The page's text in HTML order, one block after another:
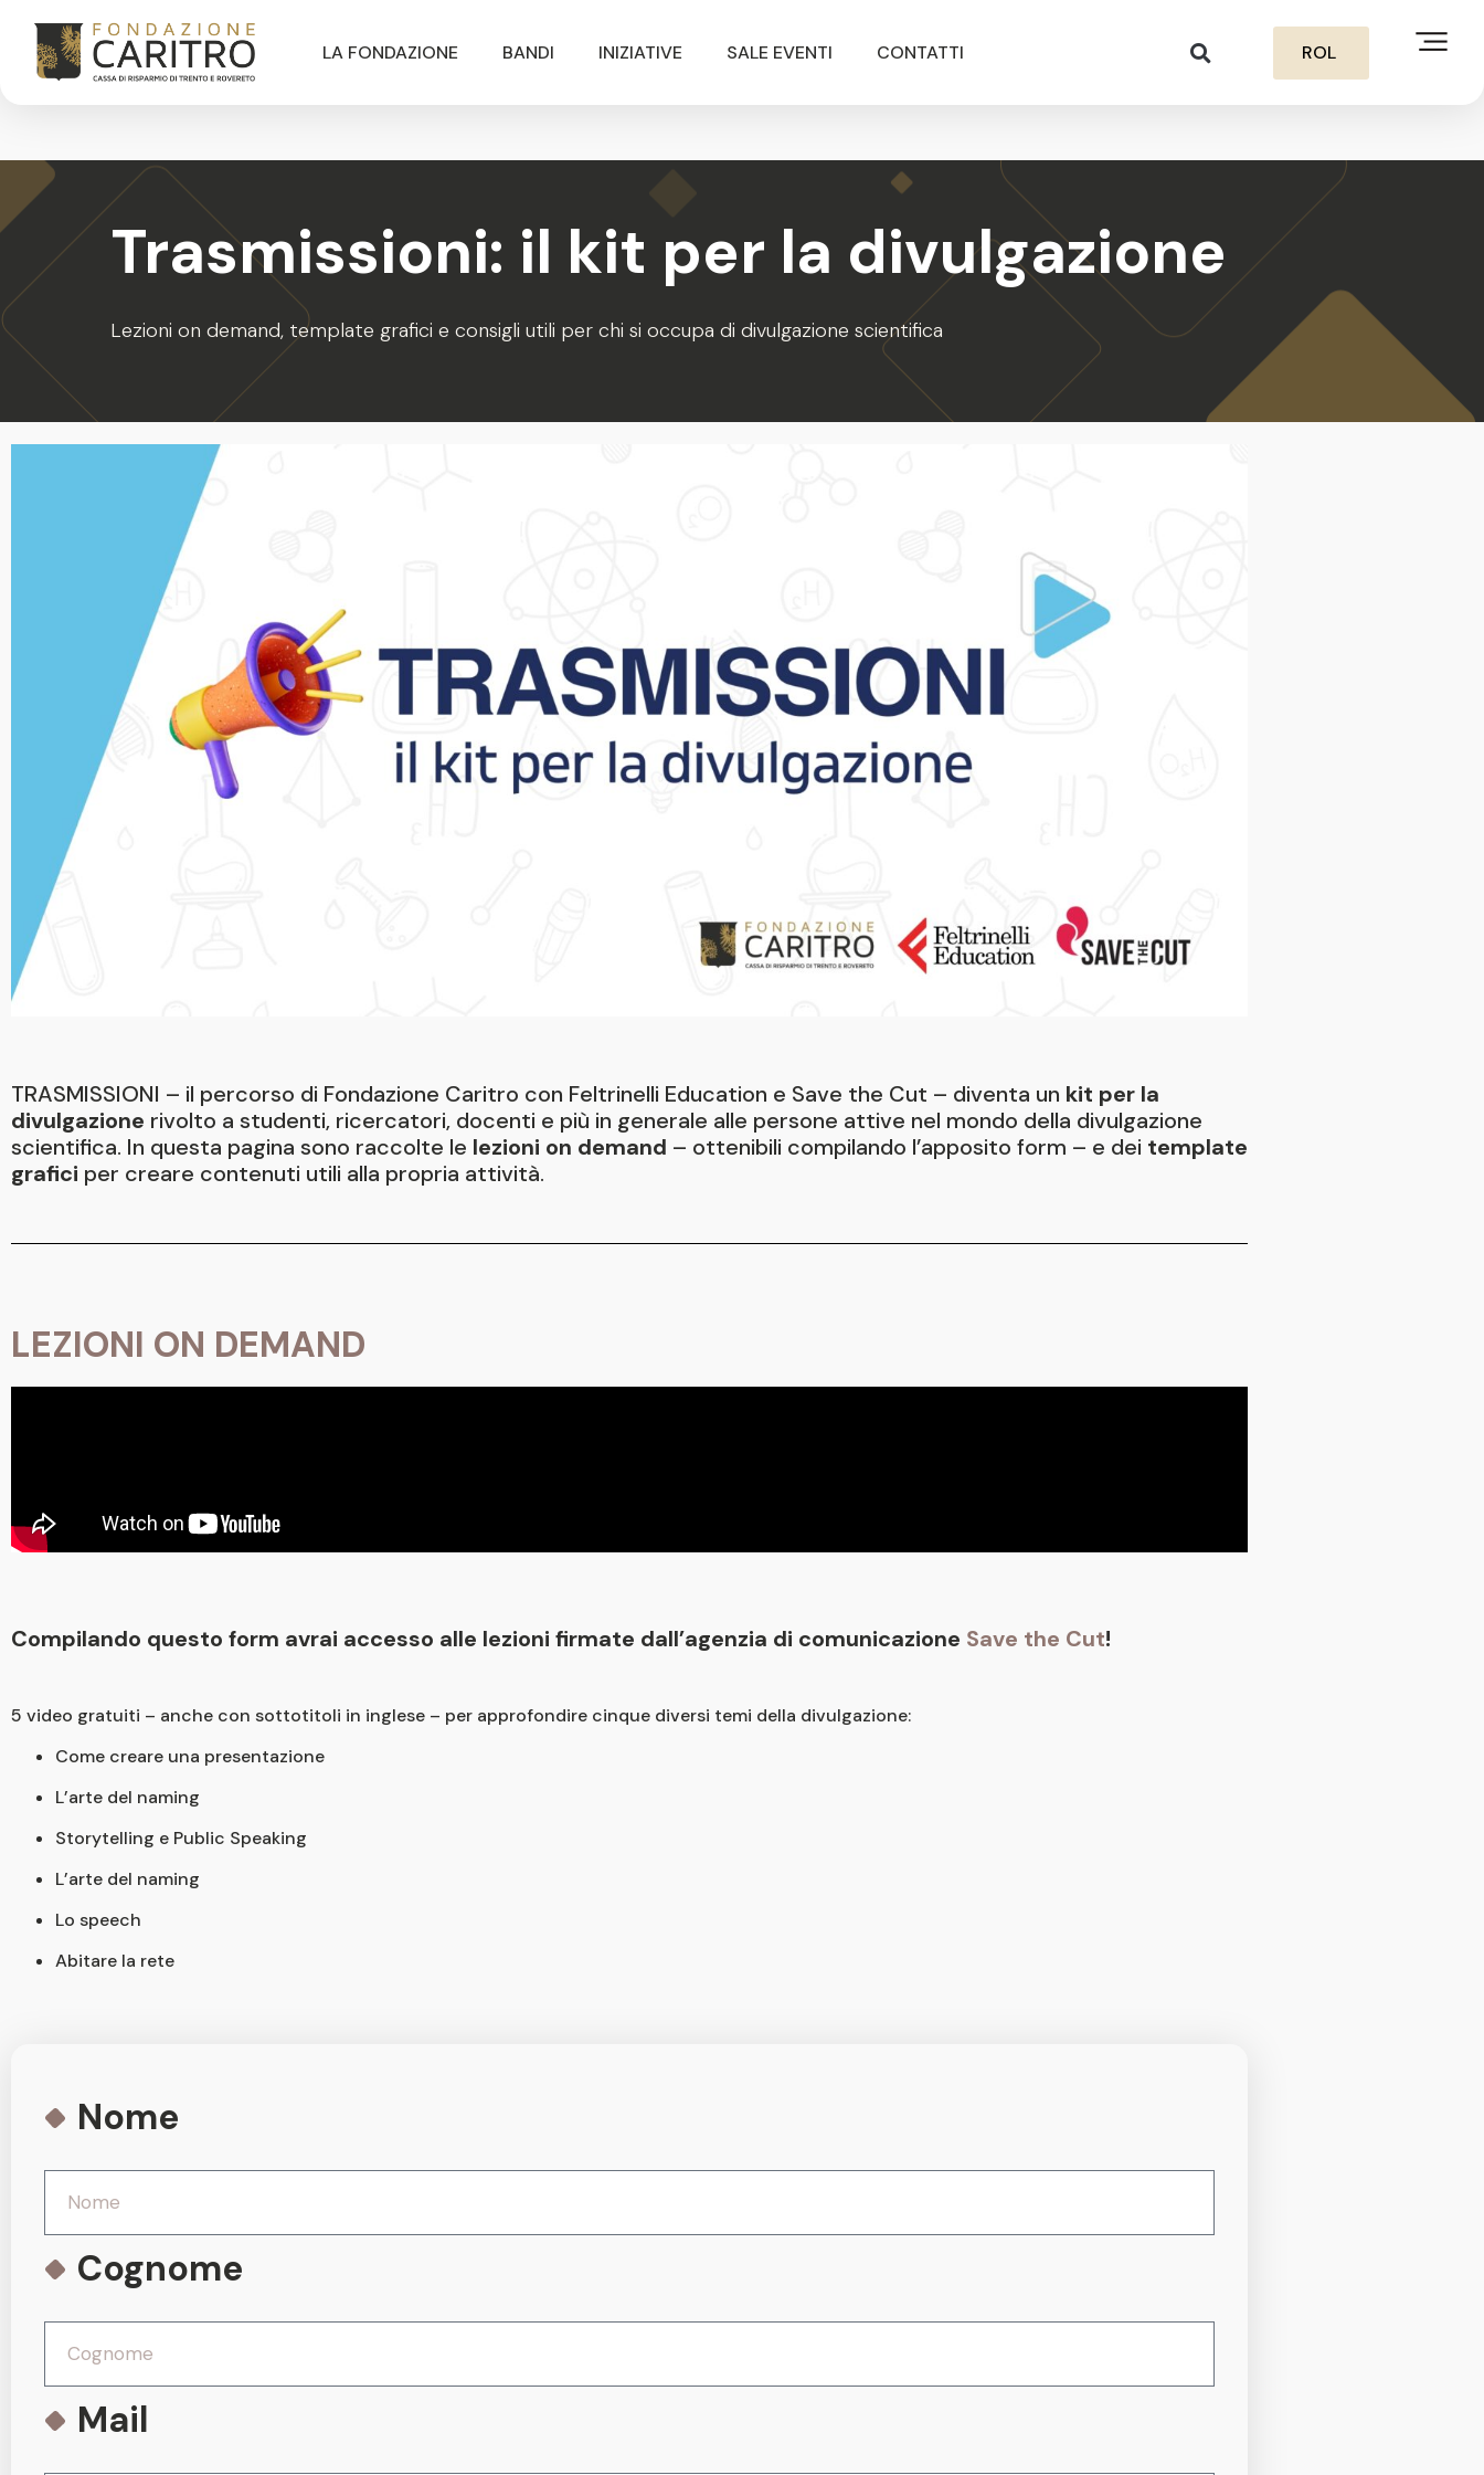
LA FONDAZIONE BANDI INIZIATIVE SALE EVENTI CONTATTI ROL
Trasmissioni: il kit per la divulgazione
Lezioni on demand, template grafici e consigli utili per chi si occupa di divulgazione scientifica
TRASMISSIONI – il percorso di Fondazione Caritro con Feltrinelli Education e Save the Cut – diventa un kit per la
divulgazione rivolto a studenti, ricercatori, docenti e più in generale alle persone attive nel mondo della divulgazione
scientifica. In questa pagina sono raccolte le lezioni on demand – ottenibili compilando l’apposito form – e dei template
grafici per creare contenuti utili alla propria attività.
LEZIONI ON DEMAND
Compilando questo form avrai accesso alle lezioni firmate dall’agenzia di comunicazione Save the Cut!
5 video gratuiti – anche con sottotitoli in inglese – per approfondire cinque diversi temi della divulgazione:
Come creare una presentazione
L’arte del naming
Storytelling e Public Speaking
L’arte del naming
Lo speech
Abitare la rete
Nome
Cognome
Mail